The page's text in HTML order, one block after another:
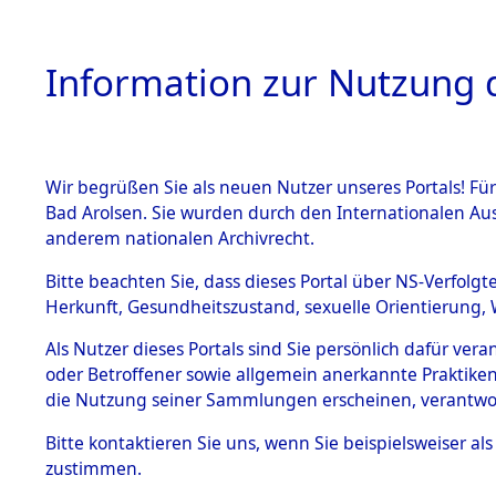
HOME
BESTÄNDE
Inhaftierungsdoku
mente
1.2.9 Beim ITS
verwahrte
1.2.9.1
Effekten aus
0019
Information zur Nutzung
Wir begrüßen Sie als neuen Nutzer unseres Portals!
Bad Arolsen. Sie wurden durch den Internationalen
anderem nationalen Archivrecht.
Bitte beachten Sie, dass dieses Portal über NS-
Herkunft, Gesundheitszustand, sexuelle
Als Nutzer dieses Portals sind Sie persönlich dafür
oder Betroffener sowie allgemein anerkannte
die Nutzung seiner Sammlungen erscheinen,
Bitte kontaktieren Sie uns, wenn Sie beispielsweiser
zustimmen.